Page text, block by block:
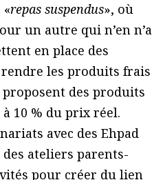
repas suspendus», où
un autre qui n’en n’a
en place des
les produits frais
proposent des produits
10 % du prix réel.
avec des Ehpad
ateliers parents-
pour créer du lien